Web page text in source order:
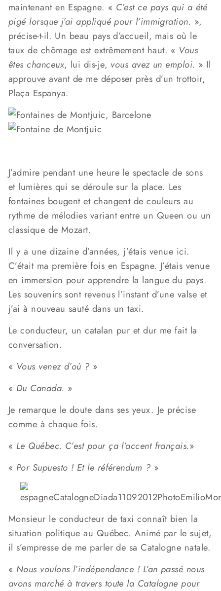
maintenant en Espagne. « C’est ce pays qui a été
pigé lorsque j’ai appliqué pour l’immigration. »,
précise-t-il. Un beau pays d’accueil, mais où le
taux de chômage est extrêmement haut. « Vous
êtes chanceux, lui dis-je, vous avez un emploi. » Il
approuve avant de me déposer près d’un trottoir,
Plaça Espanya.
J’admire pendant une heure le spectacle de sons
et lumières qui se déroule sur la place. Les
fontaines bougent et changent de couleurs au
rythme de mélodies variant entre un Queen ou un
classique de Mozart.
Il y a une dizaine d’années, j’étais venue ici.
C’était ma première fois en Espagne. J’étais venue
en immersion pour apprendre la langue du pays.
Les souvenirs sont revenus l’instant d’une valse et
j’ai à nouveau sauté dans un taxi.
Le conducteur, un catalan pur et dur me fait la
conversation.
« Vous venez d’où ? »
« Du Canada. »
Je remarque le doute dans ses yeux. Je précise
comme à chaque fois.
« Le Québec. C’est pour ça l’accent français.»
« Por Supuesto ! Et le référendum ? »
Monsieur le conducteur de taxi connaît bien la
situation politique au Québec. Animé par le sujet,
il s’empresse de me parler de sa Catalogne natale.
« Nous voulons l’indépendance ! L’an passé nous
avons marché à travers toute la Catalogne pour